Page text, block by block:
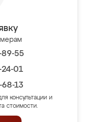
55
01
13
консультации и
стоимости.